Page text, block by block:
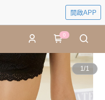
開啟APP
0
1/1